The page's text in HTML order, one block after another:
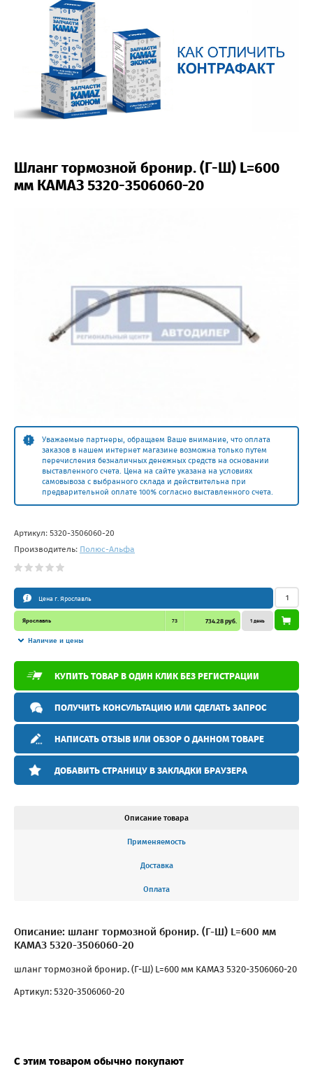
Шланг тормозной бронир. (Г-Ш) L=600
мм КАМАЗ 5320-3506060-20
Уважаемые партнеры, обращаем Ваше внимание, что оплата
заказов в нашем интернет магазине возможна только путем
перечисления безналичных денежных средств на основании
выставленного счета. Цена на сайте указана на условиях
самовывоза с выбранного склада и действительна при
предварительной оплате 100% согласно выставленного счета.
Артикул: 5320-3506060-20
Производитель: Полюс-Альфа
Цена г. Ярославль
Ярославль 73 734.28 руб.
Наличие и цены
1 день
КУПИТЬ ТОВАР В ОДИН КЛИК БЕЗ РЕГИСТРАЦИИ
ПОЛУЧИТЬ КОНСУЛЬТАЦИЮ ИЛИ СДЕЛАТЬ ЗАПРОС
НАПИСАТЬ ОТЗЫВ ИЛИ ОБЗОР О ДАННОМ ТОВАРЕ
ДОБАВИТЬ СТРАНИЦУ В ЗАКЛАДКИ БРАУЗЕРА
Описание товара
Применяемость
Доставка
Оплата
Описание: шланг тормозной бронир. (Г-Ш) L=600 мм
КАМАЗ 5320-3506060-20
шланг тормозной бронир. (Г-Ш) L=600 мм КАМАЗ 5320-3506060-20
Артикул: 5320-3506060-20
С этим товаром обычно покупают